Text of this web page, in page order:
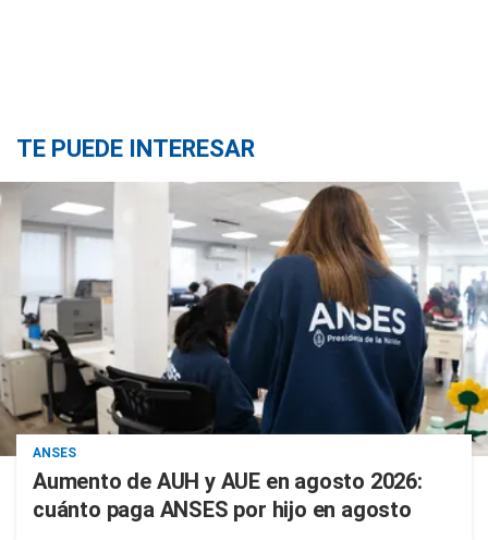
TE PUEDE INTERESAR
ANSES
Aumento de AUH y AUE en agosto 2026:
cuánto paga ANSES por hijo en agosto